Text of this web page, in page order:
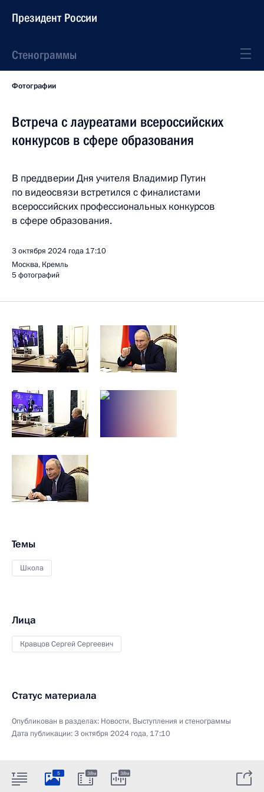
Президент России
Стенограммы
Фотографии
Встреча с лауреатами всероссийских
конкурсов в сфере образования
В преддверии Дня учителя Владимир Путин
по видеосвязи встретился с финалистами
всероссийских профессиональных конкурсов
в сфере образования.
3 октября 2024 года 17:10
Москва, Кремль
5 фотографий
Темы
Школа
Лица
Кравцов Сергей Сергеевич
Статус материала
Опубликован в разделах: Новости, Выступления и стенограммы
Дата публикации:3 октября 2024 года, 17:10
5 38м 38м